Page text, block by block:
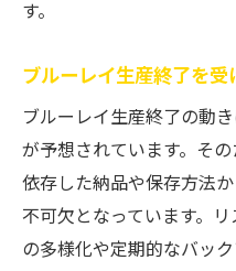
す。
ブルーレイ生産終了を
ブルーレイ生産終了の動
が予想されています。そ
依存した納品や保存方法
不可欠となっています。
の多様化や定期的なバッ